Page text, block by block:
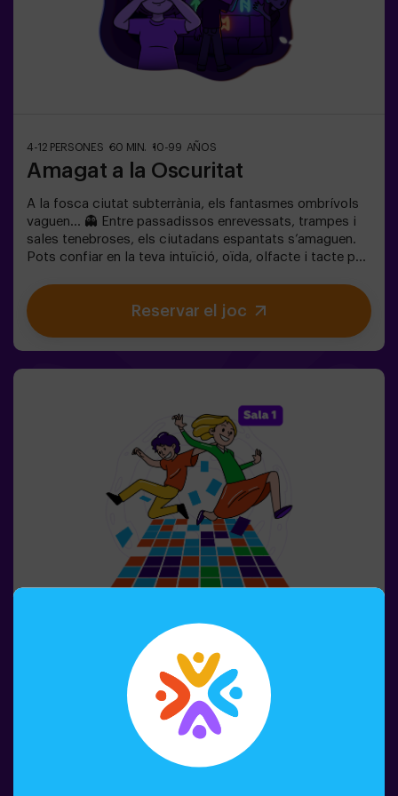
4-12 PERSONES 60 MIN. 10-99 AÑOS
Amagat a la Oscuritat
A la fosca ciutat subterrània, els fantasmes ombrívols
vaguen… 👻 Entre passadissos enrevessats, trampes i
sales tenebroses, els ciutadans espantats s’amaguen.
Pots confiar en la teva intuïció, oïda, olfacte i tacte per
amics?🔦 Amagar-se en la Foscor és un joc immersiu
sensorial inspirat en el joc d’amagar-se de tota la vida,
però portat a un altre nivell: moviment, adrenalina i
so que fan que l’experiència sigui inoblidable.✅ Ideal per
a grups grans | plans amb amics | adolescents | team
building❗Els jugadors de 14 anys o menys han d’entrar
acompanyats per almenys un adult. Hi ha l’opció que un
monitor els acompanyi durant l’aventura; consulta’ns les
persones amb por a la foscor.
Reservar el joc
45 MIN. 8-99 AÑOS
Pulse Up: El Terra És Lava (sala1)
Recordes el joc "El sòl és lava"? 🌋 Pulse Up et porta de
tornada a aquesta emocionant experiència, però duent-
la a un nivell completament nou. Submergeix-te en una
col·lecció emocionant de desafiaments que estimulen